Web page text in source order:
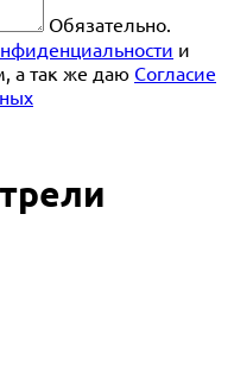
Обязательно.
и
а так же даю Согласие